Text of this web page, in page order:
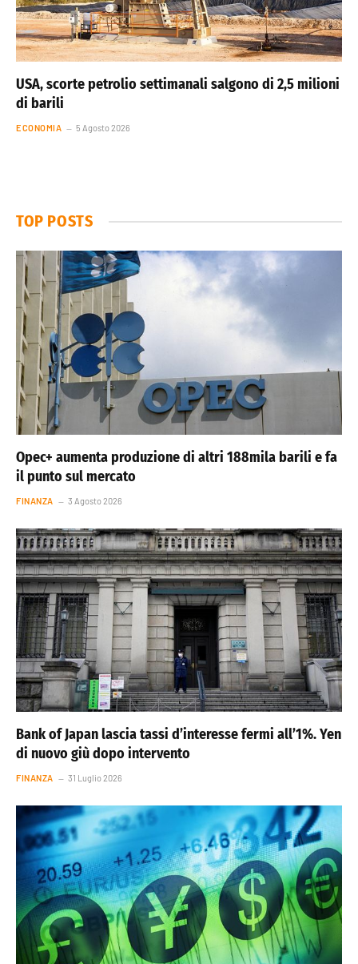
USA, scorte petrolio settimanali salgono di 2,5 milioni
di barili
ECONOMIA 5 Agosto 2026
TOP POSTS
Opec+ aumenta produzione di altri 188mila barili e fa
il punto sul mercato
FINANZA 3 Agosto 2026
Bank of Japan lascia tassi d’interesse fermi all’1%. Yen
di nuovo giù dopo intervento
FINANZA 31 Luglio 2026